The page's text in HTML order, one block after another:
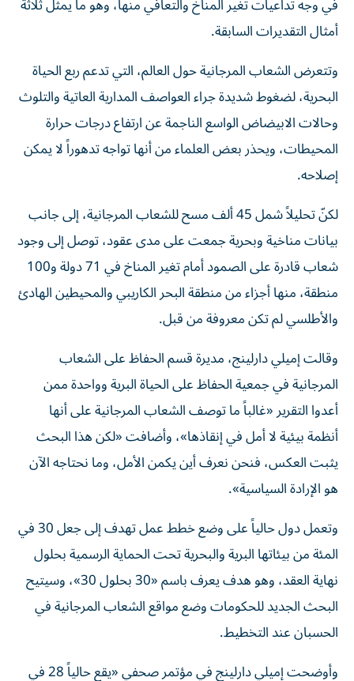
أمثال التقديرات ​السابقة.
وتتعرض الشعاب ⁠المرجانية حول العالم، التي تدعم ربع الحياة
البحرية، ‌لضغوط شديدة جراء العواصف ‌المدارية العاتية والتلوث
وحالات الابيضاض الواسع الناجمة عن ارتفاع درجات حرارة
المحيطات، ويحذر بعض العلماء من أنها تواجه تدهوراً لا يمكن
إصلاحه.
لكنّ تحليلاً ‌شمل 45 ألف مسح للشعاب المرجانية، إلى جانب
بيانات مناخية وبحرية جمعت ⁠على مدى عقود، توصل إلى وجود
شعاب قادرة على الصمود أمام تغير المناخ في 71 دولة و100
منطقة، منها أجزاء من منطقة البحر الكاريبي والمحيطين الهادئ
والأطلسي لم تكن معروفة من قبل.
وقالت إميلي دارلينج، مديرة قسم الحفاظ على الشعاب
المرجانية في جمعية الحفاظ على الحياة ​البرية وواحدة ممن
أعدوا التقرير «غالباً ما توصف الشعاب المرجانية على أنها
أنظمة ‌بيئية لا أمل في إنقاذها»، وأضافت «لكن هذا البحث
يثبت العكس، فنحن نعرف أين يكمن الأمل، وما نحتاجه الآن
هو الإرادة السياسية».
وتعمل دول حالياً ⁠على وضع خطط عمل تهدف إلى جعل 30 في
المئة من بيئاتها البرية والبحرية تحت الحماية الرسمية بحلول
نهاية العقد، وهو هدف يعرف باسم «30 بحلول 30»، ​وسيتيح
‌البحث الجديد للحكومات وضع مواقع الشعاب المرجانية في
الحسبان عند التخطيط.
وأوضحت إميلي ‌دارلينج في مؤتمر صحفي «يقع حالياً 28 في